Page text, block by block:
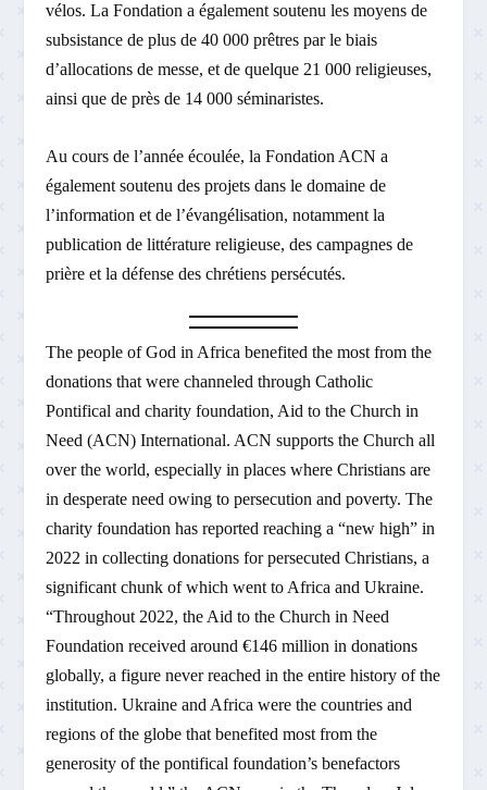
vélos. La Fondation a également soutenu les moyens de
subsistance de plus de 40 000 prêtres par le biais
d’allocations de messe, et de quelque 21 000 religieuses,
ainsi que de près de 14 000 séminaristes.
Au cours de l’année écoulée, la Fondation ACN a
également soutenu des projets dans le domaine de
l’information et de l’évangélisation, notamment la
publication de littérature religieuse, des campagnes de
prière et la défense des chrétiens persécutés.
The people of God in Africa benefited the most from the
donations that were channeled through Catholic
Pontifical and charity foundation, Aid to the Church in
Need (ACN) International. ACN supports the Church all
over the world, especially in places where Christians are
in desperate need owing to persecution and poverty. The
charity foundation has reported reaching a “new high” in
2022 in collecting donations for persecuted Christians, a
significant chunk of which went to Africa and Ukraine.
“Throughout 2022, the Aid to the Church in Need
Foundation received around €146 million in donations
globally, a figure never reached in the entire history of the
institution. Ukraine and Africa were the countries and
regions of the globe that benefited most from the
generosity of the pontifical foundation’s benefactors